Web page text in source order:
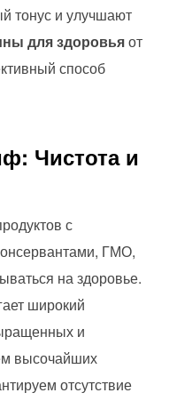
тонус и улучшают
для здоровьяот
способ
Чистота и
с
ГМО,
на здоровье.
широкий
и
высочайших
отсутствие